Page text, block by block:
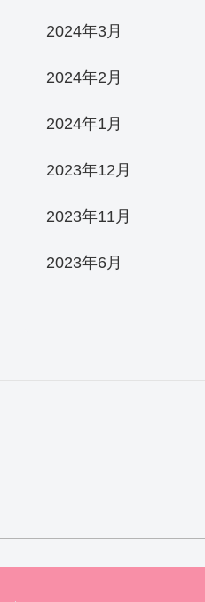
2024年3月
2024年2月
2024年1月
2023年12月
2023年11月
2023年6月